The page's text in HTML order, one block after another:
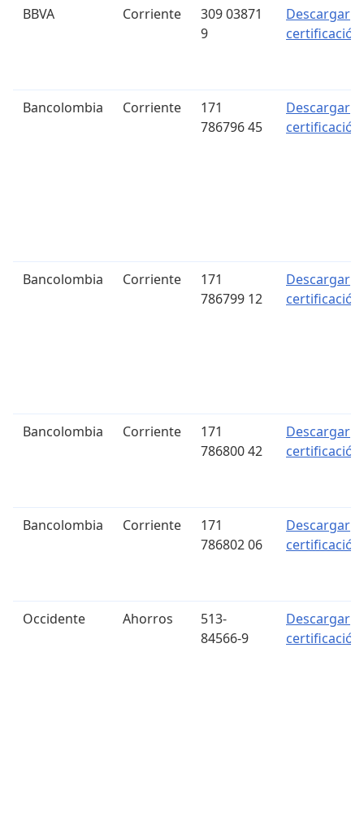
BBVA Corriente
309 03871
9
Descargar
certificación
Bancolombia Corriente
171
786796 45
Descargar
certificación
Bancolombia Corriente
171
786799 12
Descargar
certificación
Bancolombia Corriente
171
786800 42
Descargar
certificación
Bancolombia Corriente
171
786802 06
Descargar
certificación
Occidente Ahorros
513-
84566-9
Descargar
certificación